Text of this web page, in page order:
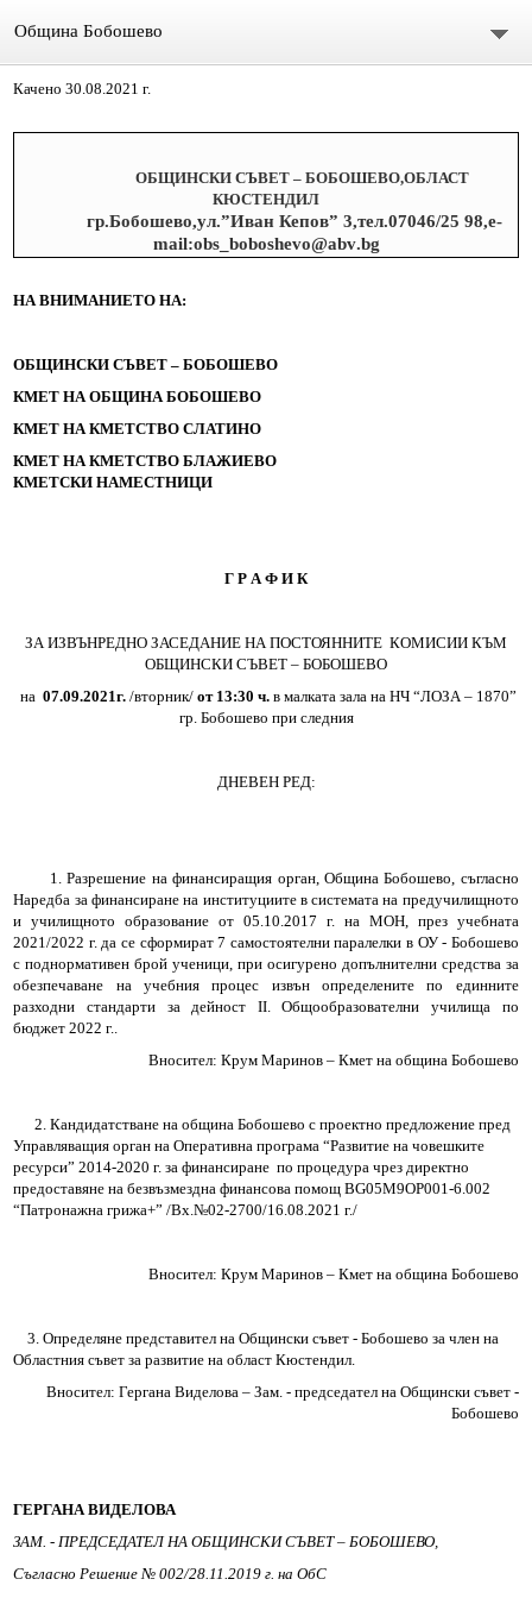
Община Бобошево
Начало
Председател
Състав
СЪСТАВ ОбС 2011-2015.
архив ОБС СЪВЕТНИЦИ МАНДАТ 2019-2023
Материали за предстоящо заседание
Решения 2023-2027
Комисии
Наредби
Проекти на Наредби
ДЕКЛАРАЦИИ чл.49 ал.1т.1 ЗПК и чл.4 ал.1 и 3 от ЗМСМА
РЕШЕНИЯ ОбС 2019-2023
Архив Протоколи 2013-2023
Архив Заседания 2019-2023
OбС 2011-2015
ОБЩЕСТВЕН СЪВЕТ 2019-2023
Обществен съвет 2015-2019
Декларации по ЗПУКИ чл.12 т.1
Качено 30.08.2021 г.
ОБЩИНСКИ СЪВЕТ – БОБОШЕВО,ОБЛАСТ
КЮСТЕНДИЛ
гр.Бобошево,ул.”Иван Кепов” 3,тел.07046/25 98,е-
mail:obs_ boboshevo@abv.bg
НА ВНИМАНИЕТО НА:
ОБЩИНСКИ СЪВЕТ – БОБОШЕВО
КМЕТ НА ОБЩИНА БОБОШЕВО
КМЕТ НА КМЕТСТВО СЛАТИНО
КМЕТ НА КМЕТСТВО БЛАЖИЕВО
КМЕТСКИ НАМЕСТНИЦИ
Г Р А Ф И К
ЗА ИЗВЪНРЕДНО ЗАСЕДАНИЕ НА ПОСТОЯННИТЕ КОМИСИИ КЪМ
ОБЩИНСКИ СЪВЕТ – БОБОШЕВО
на 07.09.2021г. /вторник/ от 13:30 ч. в малката зала на НЧ “ЛОЗА – 1870”
гр. Бобошево при следния
ДНЕВЕН РЕД:
1. Разрешение на финансиращия орган, Община Бобошево, съгласно
Наредба за финансиране на институциите в системата на предучилищното
и училищното образование от 05.10.2017 г. на МОН, през учебната
2021/2022 г. да се сформират 7 самостоятелни паралелки в ОУ - Бобошево
с поднормативен брой ученици, при осигурено допълнителни средства за
обезпечаване на учебния процес извън определените по единните
разходни стандарти за дейност II. Общообразователни училища по
бюджет 2022 г..
Вносител: Крум Маринов – Кмет на община Бобошево
2. Кандидатстване на община Бобошево с проектно предложение пред
Управляващия орган на Оперативна програма “Развитие на човешките
ресурси” 2014-2020 г. за финансиране по процедура чрез директно
предоставяне на безвъзмездна финансова помощBG05M9OP001-6.002
“Патронажна грижа+” /Вх.№02-2700/16.08.2021 г./
Вносител: Крум Маринов – Кмет на община Бобошево
3. Определяне представител на Общински съвет -Бобошево за член на
Областния съвет за развитие на област Кюстендил.
Вносител: Гергана Виделова – Зам. - председател на Общински съвет -
Бобошево
ГЕРГАНА ВИДЕЛОВА
ЗАМ. - ПРЕДСЕДАТЕЛ НА ОБЩИНСКИ СЪВЕТ – БОБОШЕВО,
Съгласно Решение № 002/28.11.2019 г. на ОбС